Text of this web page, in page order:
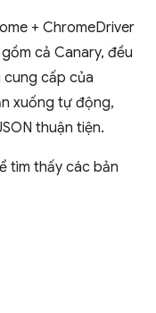
+ ChromeDriver
cả Canary, đều
cấp của
xuống tự động,
thuận tiện.
tìm thấy các bản